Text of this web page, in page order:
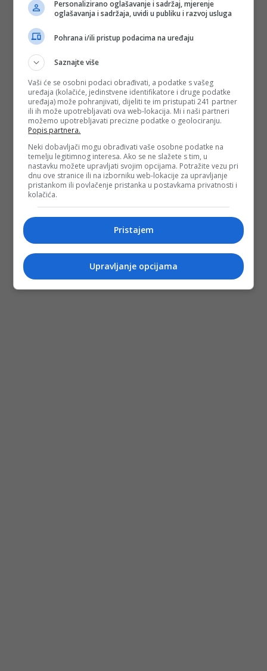
Personalizirano oglašavanje i sadržaj, mjerenje
oglašavanja i sadržaja, uvidi u publiku i razvoj usluga
Pohrana i/ili pristup podacima na uređaju
Saznajte više
Vaši će se osobni podaci obrađivati, a podatke s vašeg
uređaja (kolačiće, jedinstvene identifikatore i druge podatke
uređaja) može pohranjivati, dijeliti te im pristupati 241 partner
ili ih može upotrebljavati ova web-lokacija. Mi i naši partneri
možemo upotrebljavati precizne podatke o geolociranju.
Popis partnera.
Neki dobavljači mogu obrađivati vaše osobne podatke na
temelju legitimnog interesa. Ako se ne slažete s tim, u
nastavku možete upravljati svojim opcijama. Potražite vezu pri
dnu ove stranice ili na izborniku web-lokacije za upravljanje
pristankom ili povlačenje pristanka u postavkama privatnosti i
kolačića.
Pristajem
Upravljanje opcijama